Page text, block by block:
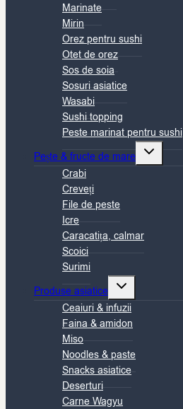
Marinate
Mirin
Orez pentru sushi
Otet de orez
Sos de soia
Sosuri asiatice
Wasabi
Sushi topping
Peste marinat pentru sushi
Pește & fructe de mare
Toggle
child
Crabi
Creveți
File de peste
Icre
Caracatița, calmar
Scoici
Surimi
Produse asiatice
Toggle
child
menu
Ceaiuri & infuzii
Faina & amidon
Miso
Noodles & paste
Snacks asiatice
Deserturi
Carne Wagyu